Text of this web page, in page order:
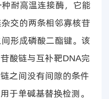
耐高温连接酶，它能
交的两条相邻寡核苷
间形成磷酸二酯键。该
酸链与互补靶DNA完
之间没有间隙的条件
于单碱基替换检测。